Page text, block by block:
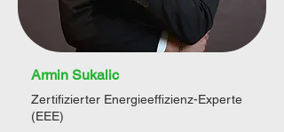
Armin Sukalic
Zertifizierter Energieeffizienz-Experte
(EEE)